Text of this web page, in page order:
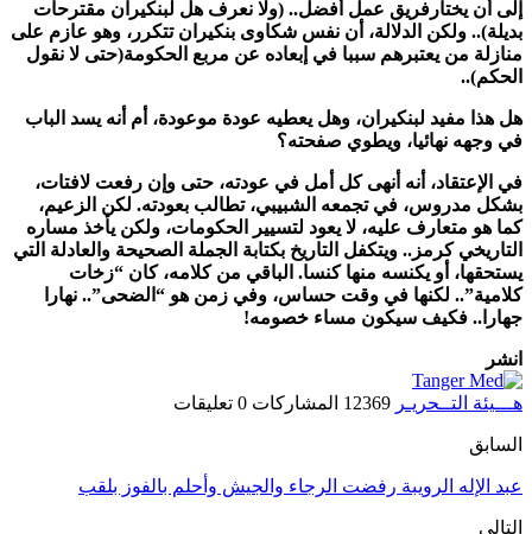
أن يختارفريق عمل أفضل.. (ولا نعرف هل لبنكيران مقترحات
ولكن الدلالة، أن نفس شكاوى بنكيران تتكرر، وهو عازم على
من يعتبرهم سببا في إبعاده عن مربع الحكومة(حتى لا نقول
هذا مفيد لبنكيران، وهل يعطيه عودة موعودة، أم أنه يسد الباب
وجهه نهائيا، ويطوي صفحته؟
الإعتقاد، أنه أنهى كل أمل في عودته، حتى وإن رفعت لافتات،
مدروس، في تجمعه الشبيبي، تطالب بعودته. لكن الزعيم،
هو متعارف عليه، لا يعود لتسيير الحكومات، ولكن يأخذ مساره
كرمز.. ويتكفل التاريخ بكتابة الجملة الصحيحة والعادلة التي
أو يكنسه منها كنسا. الباقي من كلامه، كان “زخات
لكنها في وقت حساس، وفي زمن هو “الضحى”.. نهارا
فكيف سيكون مساء خصومه!
التــحريـر 12369 المشاركات 0 تعليقات
الإله الرويبة رفضت الرجاء والجيش وأحلم بالفوز بلقب